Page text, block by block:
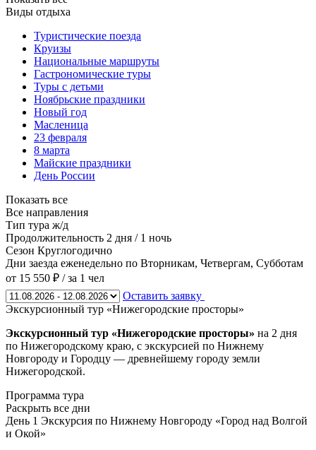
Виды отдыха
Туристические поезда
Круизы
Национальные маршруты
Гастрономические туры
Туры с детьми
Ноябрьские праздники
Новый год
Масленица
23 февраля
8 марта
Майские праздники
День России
Показать все
Все направления
Тип тура ж/д
Продолжительность 2 дня / 1 ночь
Сезон Круглогодично
Дни заезда еженедельно по Вторникам, Четвергам, Субботам
от 15 550 ₽ / за 1 чел
Оставить заявку
Экскурсионный тур «Нижегородские просторы»
Экскурсионный тур «Нижегородские просторы» на 2 дня
по Нижегородскому краю, с экскурсией по Нижнему
Новгороду и Городцу — древнейшему городу земли
Нижегородской.
Программа тура
Раскрыть все дни
День 1 Экскурсия по Нижнему Новгороду «Город над Волгой
и Окой»